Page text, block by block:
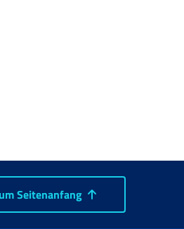
- Arbeitsbeziehungen
Seitenanfang